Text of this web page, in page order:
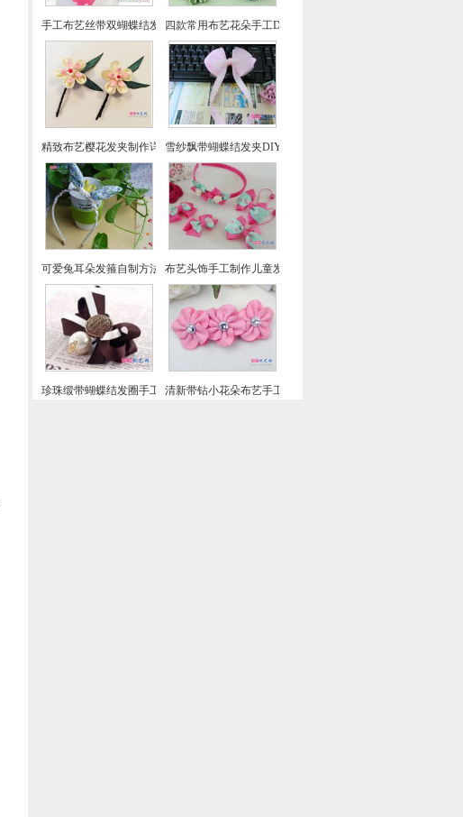
手工布艺丝带双蝴蝶结发夹手工制作图解教程
四款常用布艺花朵手工DIY教程
精致布艺樱花发夹制作详细图解教程雪纱飘带蝴蝶结发夹DIY制作方法
可爱兔耳朵发箍自制方法教程 兔耳朵发带如何做布艺头饰手工制作儿童发饰五件套DIY图文教程
珍珠缎带蝴蝶结发圈手工制作教程清新带钻小花朵布艺手工制作教程